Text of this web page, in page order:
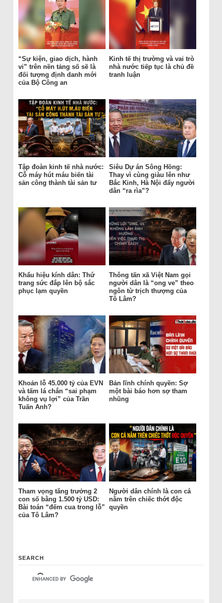
“Sự kiện, giao dịch, hành
vi” trên nền tảng số sẽ là
đối tượng định danh mới
của Bộ Công an
Kinh tế thị trường và vai trò
nhà nước tiếp tục là chủ đề
tranh luận
Tập đoàn kinh tế nhà nước:
Cỗ máy hút máu biến tài
sản công thành tài sản tư
Siêu Dự án Sông Hồng:
Thay vì cùng giàu lên như
Bắc Kinh, Hà Nội đẩy người
dân “ra rìa”?
Khẩu hiệu kính dân: Thứ
trang sức đắp lên bộ sắc
phục lạm quyền
Thông tấn xã Việt Nam gọi
người dân là “ong ve” theo
ngôn từ trịch thượng của
Tô Lâm?
Khoản lỗ 45.000 tỷ của EVN
và tấm lá chắn “sai phạm
không vụ lợi” của Trần
Tuấn Anh?
Bản lĩnh chính quyền: Sợ
một bài báo hơn sợ tham
nhũng
Tham vọng tăng trưởng 2
con số bằng 1.500 tỷ USD:
Bài toán “đếm cua trong lỗ”
của Tô Lâm?
Người dân chính là con cá
nằm trên chiếc thớt độc
quyền
SEARCH